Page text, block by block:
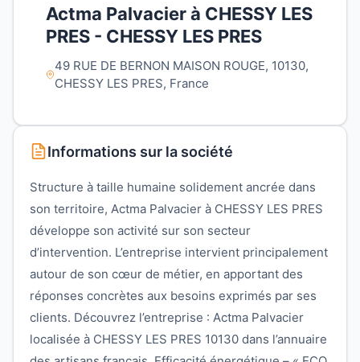
Actma Palvacier à CHESSY LES
PRES - CHESSY LES PRES
49 RUE DE BERNON MAISON ROUGE, 10130,
CHESSY LES PRES, France
Informations sur la société
Structure à taille humaine solidement ancrée dans
son territoire, Actma Palvacier à CHESSY LES PRES
développe son activité sur son secteur
d’intervention. L’entreprise intervient principalement
autour de son cœur de métier, en apportant des
réponses concrètes aux besoins exprimés par ses
clients. Découvrez l’entreprise : Actma Palvacier
localisée à CHESSY LES PRES 10130 dans l’annuaire